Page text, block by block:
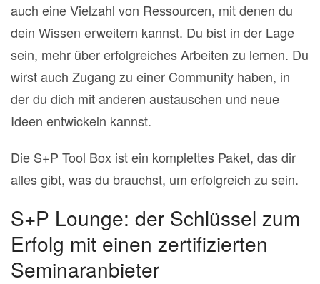
auch eine Vielzahl von Ressourcen, mit denen du
dein Wissen erweitern kannst. Du bist in der Lage
sein, mehr über erfolgreiches Arbeiten zu lernen. Du
wirst auch Zugang zu einer Community haben, in
der du dich mit anderen austauschen und neue
Ideen entwickeln kannst.
Die S+P Tool Box ist ein komplettes Paket, das dir
alles gibt, was du brauchst, um erfolgreich zu sein.
S+P Lounge: der Schlüssel zum
Erfolg mit einen zertifizierten
Seminaranbieter